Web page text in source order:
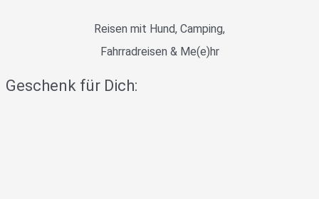
Reisen mit Hund, Camping,
Fahrradreisen & Me(e)hr
Geschenk für Dich: